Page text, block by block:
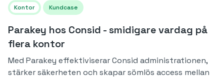
Kontor Kundcase
Parakey hos Consid - smidigare vardag på
flera kontor
Med Parakey effektiviserar Consid administrationen,
stärker säkerheten och skapar sömlös access mellan